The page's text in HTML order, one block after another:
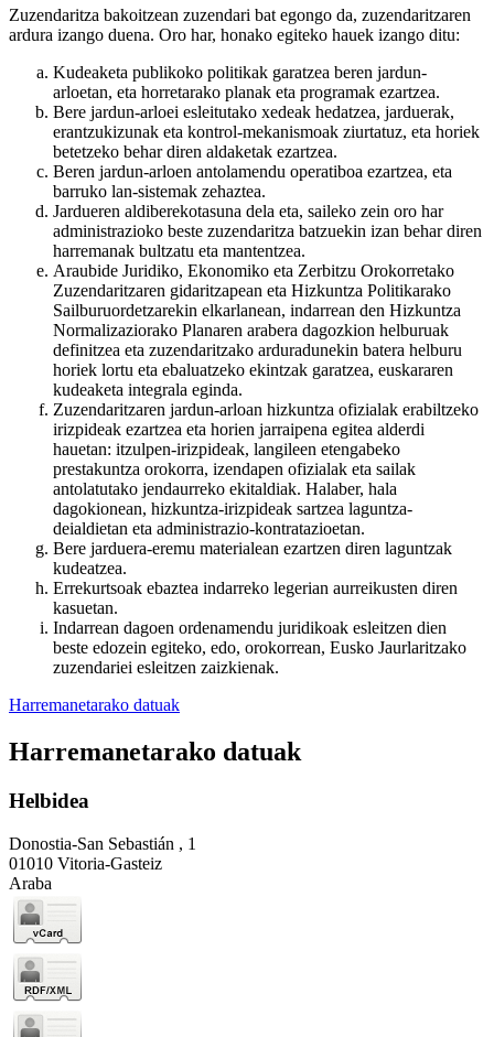
Zuzendaritza bakoitzean zuzendari bat egongo da, zuzendaritzaren
ardura izango duena. Oro har, honako egiteko hauek izango ditu:
Kudeaketa publikoko politikak garatzea beren jardun-
arloetan, eta horretarako planak eta programak ezartzea.
Bere jardun-arloei esleitutako xedeak hedatzea, jarduerak,
erantzukizunak eta kontrol-mekanismoak ziurtatuz, eta horiek
betetzeko behar diren aldaketak ezartzea.
Beren jardun-arloen antolamendu operatiboa ezartzea, eta
barruko lan-sistemak zehaztea.
Jardueren aldiberekotasuna dela eta, saileko zein oro har
administrazioko beste zuzendaritza batzuekin izan behar diren
harremanak bultzatu eta mantentzea.
Araubide Juridiko, Ekonomiko eta Zerbitzu Orokorretako
Zuzendaritzaren gidaritzapean eta Hizkuntza Politikarako
Sailburuordetzarekin elkarlanean, indarrean den Hizkuntza
Normalizaziorako Planaren arabera dagozkion helburuak
definitzea eta zuzendaritzako arduradunekin batera helburu
horiek lortu eta ebaluatzeko ekintzak garatzea, euskararen
kudeaketa integrala eginda.
Zuzendaritzaren jardun-arloan hizkuntza ofizialak erabiltzeko
irizpideak ezartzea eta horien jarraipena egitea alderdi
hauetan: itzulpen-irizpideak, langileen etengabeko
prestakuntza orokorra, izendapen ofizialak eta sailak
antolatutako jendaurreko ekitaldiak. Halaber, hala
dagokionean, hizkuntza-irizpideak sartzea laguntza-
deialdietan eta administrazio-kontratazioetan.
Bere jarduera-eremu materialean ezartzen diren laguntzak
kudeatzea.
Errekurtsoak ebaztea indarreko legerian aurreikusten diren
kasuetan.
Indarrean dagoen ordenamendu juridikoak esleitzen dien
beste edozein egiteko, edo, orokorrean, Eusko Jaurlaritzako
zuzendariei esleitzen zaizkienak.
Harremanetarako datuak
Harremanetarako datuak
Helbidea
Donostia-San Sebastián , 1
01010 Vitoria-Gasteiz
Araba